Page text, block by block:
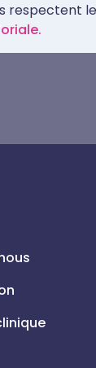
respectent